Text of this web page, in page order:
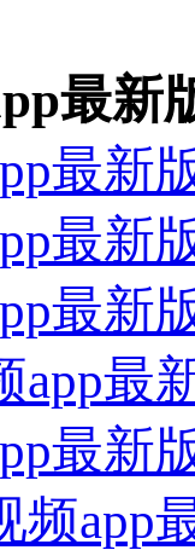
最新
最新
最新
最新
app最
最新
频app